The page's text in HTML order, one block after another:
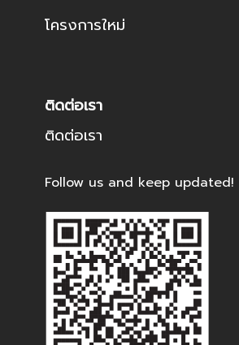
โครงการใหม่
ติดต่อเรา
ติดต่อเรา
Follow us and keep updated!